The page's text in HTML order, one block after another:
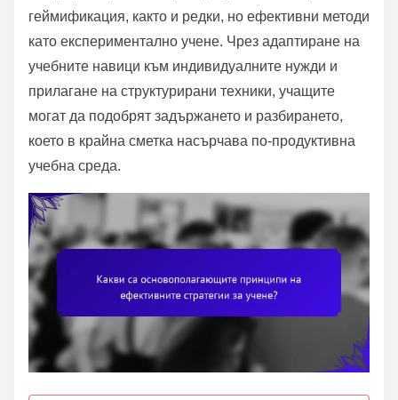
геймификация, както и редки, но ефективни методи
като експериментално учене. Чрез адаптиране на
учебните навици към индивидуалните нужди и
прилагане на структурирани техники, учащите
могат да подобрят задържането и разбирането,
което в крайна сметка насърчава по-продуктивна
учебна среда.